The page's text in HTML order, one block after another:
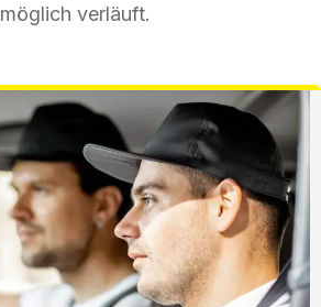
möglich verläuft.